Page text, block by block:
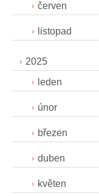
červen
listopad
2025
leden
únor
březen
duben
květen